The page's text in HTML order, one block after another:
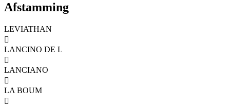
Afstamming
LEVIATHAN

LANCINO DE L

LANCIANO

LA BOUM
